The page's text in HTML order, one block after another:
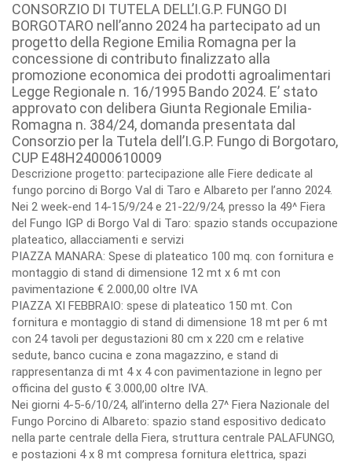
CONSORZIO DI TUTELA DELL’I.G.P. FUNGO DI
BORGOTARO nell’anno 2024 ha partecipato ad un
progetto della Regione Emilia Romagna per la
concessione di contributo finalizzato alla
promozione economica dei prodotti agroalimentari
Legge Regionale n. 16/1995 Bando 2024. E’ stato
approvato con delibera Giunta Regionale Emilia-
Romagna n. 384/24, domanda presentata dal
Consorzio per la Tutela dell’I.G.P. Fungo di Borgotaro,
CUP E48H24000610009
Descrizione progetto: partecipazione alle Fiere dedicate al
fungo porcino di Borgo Val di Taro e Albareto per l’anno 2024.
Nei 2 week-end 14-15/9/24 e 21-22/9/24, presso la 49^ Fiera
del Fungo IGP di Borgo Val di Taro: spazio stands occupazione
plateatico, allacciamenti e servizi
PIAZZA MANARA: Spese di plateatico 100 mq. con fornitura e
montaggio di stand di dimensione 12 mt x 6 mt con
pavimentazione € 2.000,00 oltre IVA
PIAZZA XI FEBBRAIO: spese di plateatico 150 mt. Con
fornitura e montaggio di stand di dimensione 18 mt per 6 mt
con 24 tavoli per degustazioni 80 cm x 220 cm e relative
sedute, banco cucina e zona magazzino, e stand di
rappresentanza di mt 4 x 4 con pavimentazione in legno per
officina del gusto € 3.000,00 oltre IVA.
Nei giorni 4-5-6/10/24, all’interno della 27^ Fiera Nazionale del
Fungo Porcino di Albareto: spazio stand espositivo dedicato
nella parte centrale della Fiera, struttura centrale PALAFUNGO,
e postazioni 4 x 8 mt compresa fornitura elettrica, spazi